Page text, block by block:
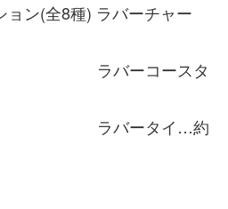
ョン(全8種) ラバーチャー
ースタ
タイ…約